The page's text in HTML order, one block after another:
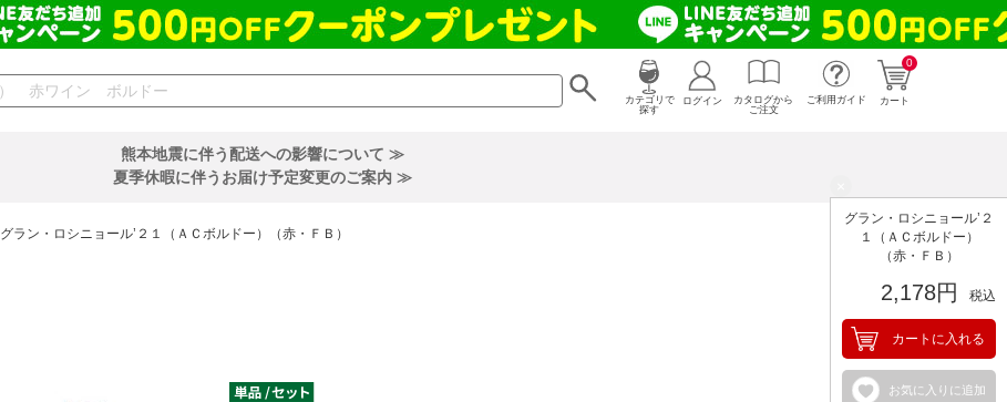
カテゴリで
探す
0
カート
ログイン
カタログから
ご注文
ご利用ガイド
熊本地震に伴う配送への影響について ≫
夏季休暇に伴うお届け予定変更のご案内 ≫
グラン・ロシニョール’２１（ＡＣボルドー）（赤・ＦＢ）
グラン・ロシニョール’２
１（ＡＣボルドー）
（赤・ＦＢ）
2,178円 税込
カートに入れる
お気に入りに追加